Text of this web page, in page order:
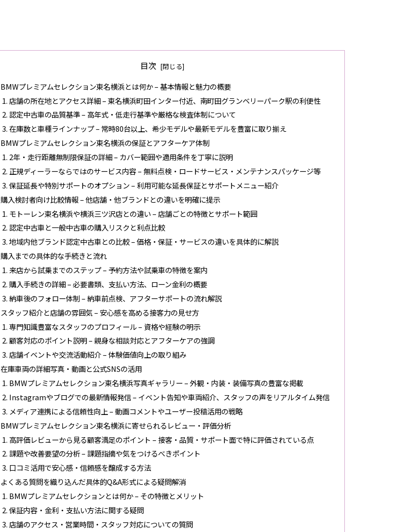
目次
BMWプレミアムセレクション東名横浜とは何か – 基本情報と魅力の概要
店舗の所在地とアクセス詳細 – 東名横浜町田インター付近、南町田グランベリーパーク駅の利便性
認定中古車の品質基準 – 高年式・低走行基準や厳格な検査体制について
在庫数と車種ラインナップ – 常時80台以上、希少モデルや最新モデルを豊富に取り揃え
BMWプレミアムセレクション東名横浜の保証とアフターケア体制
2年・走行距離無制限保証の詳細 – カバー範囲や適用条件を丁寧に説明
正規ディーラーならではのサービス内容 – 無料点検・ロードサービス・メンテナンスパッケージ等
保証延長や特別サポートのオプション – 利用可能な延長保証とサポートメニュー紹介
購入検討者向け比較情報 – 他店舗・他ブランドとの違いを明確に提示
モトーレン東名横浜や横浜三ツ沢店との違い – 店舗ごとの特徴とサポート範囲
認定中古車と一般中古車の購入リスクと利点比較
地域内他ブランド認定中古車との比較 – 価格・保証・サービスの違いを具体的に解説
購入までの具体的な手続きと流れ
来店から試乗までのステップ – 予約方法や試乗車の特徴を案内
購入手続きの詳細 – 必要書類、支払い方法、ローン金利の概要
納車後のフォロー体制 – 納車前点検、アフターサポートの流れ解説
スタッフ紹介と店舗の雰囲気 – 安心感を高める接客力の見せ方
専門知識豊富なスタッフのプロフィール – 資格や経験の明示
顧客対応のポイント説明 – 親身な相談対応とアフターケアの強調
店舗イベントや交流活動紹介 – 体験価値向上の取り組み
在庫車両の詳細写真・動画と公式SNSの活用
BMWプレミアムセレクション東名横浜写真ギャラリー – 外観・内装・装備写真の豊富な掲載
Instagramやブログでの最新情報発信 – イベント告知や車両紹介、スタッフの声をリアルタイム発信
メディア連携による信頼性向上 – 動画コメントやユーザー投稿活用の戦略
BMWプレミアムセレクション東名横浜に寄せられるレビュー・評価分析
高評価レビューから見る顧客満足のポイント – 接客・品質・サポート面で特に評価されている点
課題や改善要望の分析 – 課題指摘や気をつけるべきポイント
口コミ活用で安心感・信頼感を醸成する方法
よくある質問を織り込んだ具体的Q&A形式による疑問解消
BMWプレミアムセレクションとは何か – その特徴とメリット
保証内容・金利・支払い方法に関する疑問
店舗のアクセス・営業時間・スタッフ対応についての質問